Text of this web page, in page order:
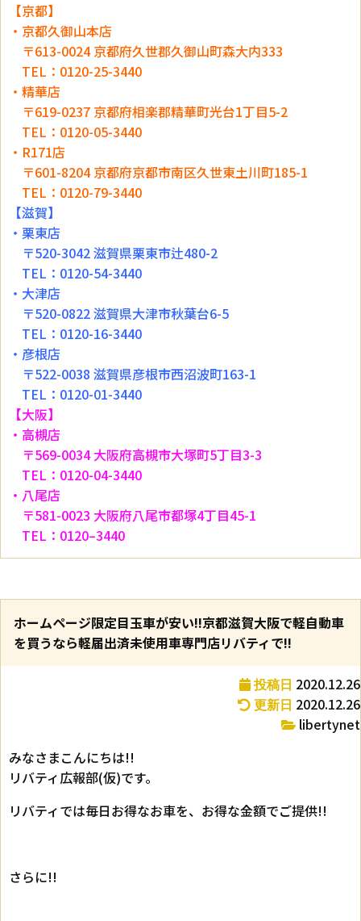
【京都】
・京都久御山本店
〒613-0024 京都府久世郡久御山町森大内333
TEL：0120-25-3440
・精華店
〒619-0237 京都府相楽郡精華町光台1丁目5-2
TEL：0120-05-3440
・R171店
〒601-8204 京都府京都市南区久世東土川町185-1
TEL：0120-79-3440
【滋賀】
・栗東店
〒520-3042 滋賀県栗東市辻480-2
TEL：0120-54-3440
・大津店
〒520-0822 滋賀県大津市秋葉台6-5
TEL：0120-16-3440
・彦根店
〒522-0038 滋賀県彦根市西沼波町163-1
TEL：0120-01-3440
【大阪】
・高槻店
〒569-0034 大阪府高槻市大塚町5丁目3-3
TEL：0120-04-3440
・八尾店
〒581-0023 大阪府八尾市都塚4丁目45-1
TEL：0120–3440
ホームページ限定目玉車が安い!!京都滋賀大阪で軽自動車
を買うなら軽届出済未使用車専門店リバティで!!
投稿日 2020.12.26
更新日 2020.12.26
libertynet
みなさまこんにちは!!
リバティ広報部(仮)です。
リバティでは毎日お得なお車を、お得な金額でご提供!!
さらに!!